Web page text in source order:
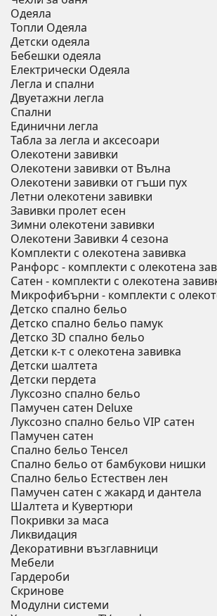
Одеяла
Топли Одеяла
Детски одеяла
Бебешки одеяла
Електрически Одеяла
Легла и спални
Двуетажни легла
Спални
Единични легла
Табла за легла и аксесоари
Олекотени завивки
Олекотени завивки от Вълна
Олекотени завивки от гъши пух
Летни олекотени завивки
Завивки пролет есен
Зимни олекотени завивки
Олекотени Завивки 4 сезона
Комплекти с олекотена завивка
Ранфорс - комплекти с олекотена
Сатен - комплекти с олекотена
Микрофибърни - комплекти с
Детско спално бельо
Детско спално бельо памук
Детско 3D спално бельо
Детски к-т с олекотена завивка
Детски шалтета
Детски пердета
Луксозно спално бельо
Памучен сатен Deluxe
Луксозно спално бельо VIP сатен
Памучен сатен
Спално бельо Тенсел
Спално бельо от бамбукови нишки
Спално бельо Естествен лен
Памучен сатен с жакард и дантела
Шалтета и Кувертюри
Покривки за маса
Ликвидация
Декоративни възглавници
Мебели
Гардероби
Скринове
Модулни системи